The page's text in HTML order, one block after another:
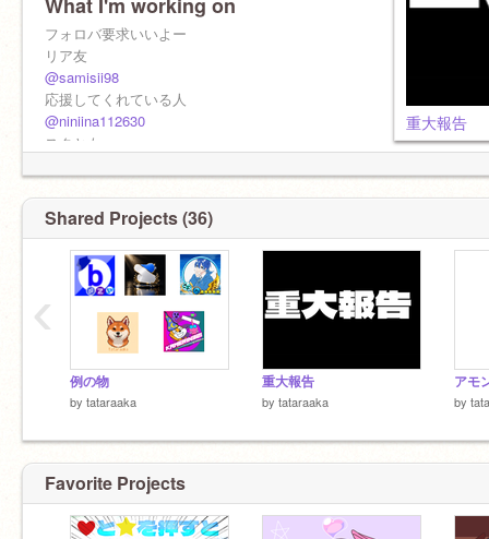
⇓面白いよ
https://turbowarp.org/557315349
フォロバ要求いいよー
リア友
@samisii98
応援してくれている人
@niniina112630
スクとも
@joreltudo
@tetudo_anime
@summr-2015
重大報告
Shared Projects (36)
例の物
by tataraaka
重大報告
by tataraaka by
‹
Favorite Projects